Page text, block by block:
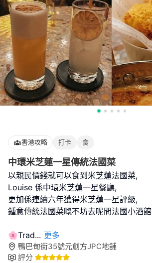
香港攻略 打卡 食
中環米芝蓮一星傳統法國菜
以親民價錢就可以食到米芝蓮法國菜,
Louise 係中環米芝蓮一星餐廳,
更加係連續六年獲得米芝蓮一星評級,
鍾意傳統法國菜嘅不坊去呢間法國小酒館
🌸Trad... 更多
鴨巴甸街35號元創方JPC地舖
評分